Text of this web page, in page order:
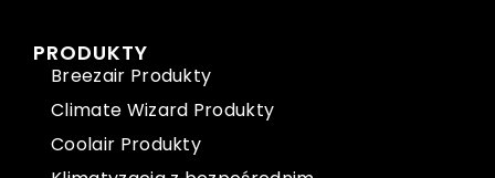
PRODUKTY
Breezair Produkty
Climate Wizard Produkty
Coolair Produkty